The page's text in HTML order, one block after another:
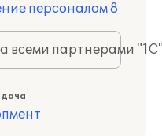
персоналом 8
всеми партнерами